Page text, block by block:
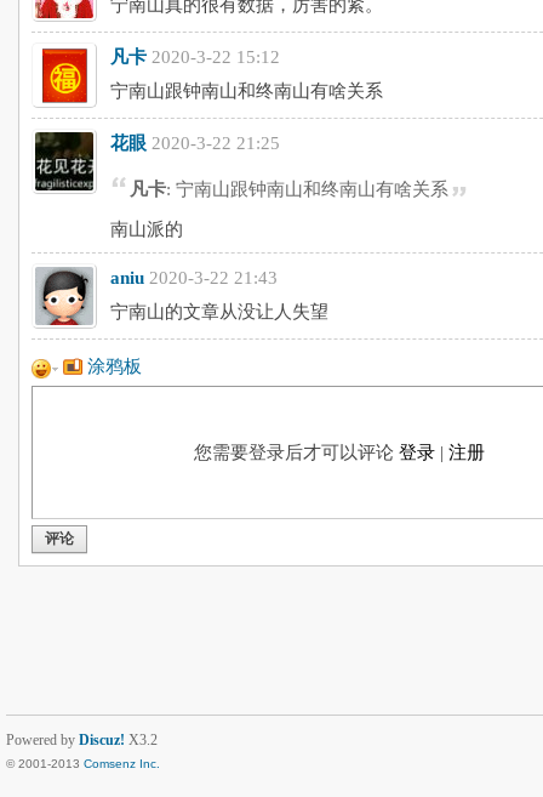
宁南山真的很有数据，厉害的紧。
凡卡 2020-3-22 15:12
宁南山跟钟南山和终南山有啥关系
花眼 2020-3-22 21:25
凡卡: 宁南山跟钟南山和终南山有啥关系
南山派的
aniu 2020-3-22 21:43
宁南山的文章从没让人失望
涂鸦板
您需要登录后才可以评论登录 |注册
评论
Powered by Discuz! X3.2
© 2001-2013 Comsenz Inc.